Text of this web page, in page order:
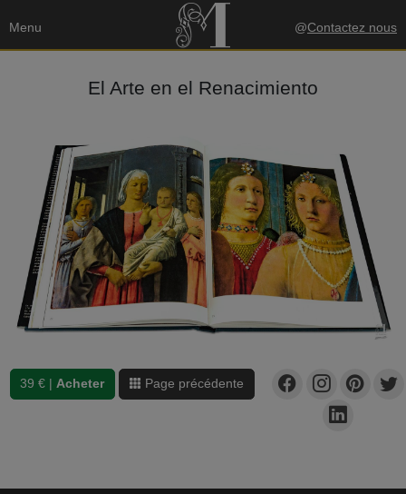
Menu @Contactez nous
El Arte en el Renacimiento
39 € | Acheter Page précédente